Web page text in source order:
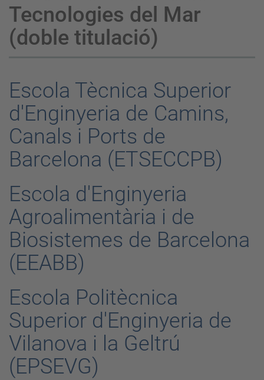
Tecnologies del Mar
(doble titulació)
Escola Tècnica Superior
d'Enginyeria de Camins,
Canals i Ports de
Barcelona (ETSECCPB)
Escola d'Enginyeria
Agroalimentària i de
Biosistemes de Barcelona
(EEABB)
Escola Politècnica
Superior d'Enginyeria de
Vilanova i la Geltrú
(EPSEVG)